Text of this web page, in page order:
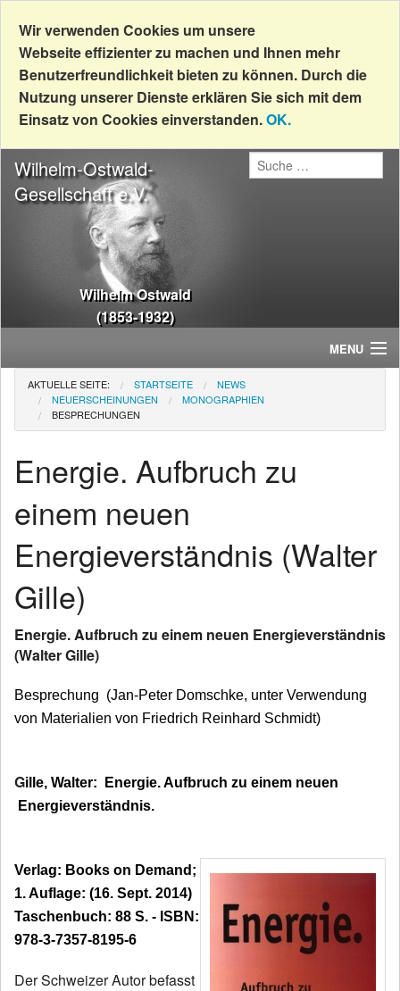
Wir verwenden Cookies um unsere
Webseite effizienter zu machen und Ihnen mehr
Benutzerfreundlichkeit bieten zu können. Durch die
Nutzung unserer Dienste erklären Sie sich mit dem
Einsatz von Cookies einverstanden.OK.
Wilhelm Ostwald
(1853-1932)
Wilhelm-Ostwald-
Gesellschaft e.V.
MENU
Home
News
Wir über uns
Wilhelm Ostwald
Publikationen
Kontakt
AKTUELLE SEITE: STARTSEITE
NEWS
NEUERSCHEINUNGEN
MONOGRAPHIEN
BESPRECHUNGEN
Energie. Aufbruch zu
einem neuen
Energieverständnis (Walter
Gille)
Energie. Aufbruch zu einem neuen Energieverständnis
(Walter Gille)
Besprechung (Jan-Peter Domschke, unter Verwendung
von Materialien von Friedrich Reinhard Schmidt)
Gille, Walter:
Energie. Aufbruch zu einem neuen
Energieverständnis.
Verlag: Books on Demand;
1. Auflage: (16. Sept. 2014)
Taschenbuch: 88 S. - ISBN:
978-3-7357-8195-6
Der Schweizer Autor befasst